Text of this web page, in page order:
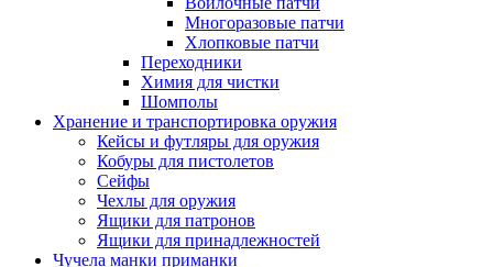
Многоразовые патчи
Хлопковые патчи
Переходники
Химия для чистки
Шомполы
Хранение и транспортировка оружия
Кейсы и футляры для оружия
Кобуры для пистолетов
Сейфы
Чехлы для оружия
Ящики для патронов
Ящики для принадлежностей
Чучела манки приманки